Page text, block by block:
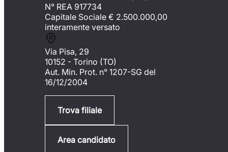
N° REA 917734
Capitale Sociale € 2.500.000,00
interamente versato
Via Pisa, 29
10152 - Torino (TO)
Aut. Min. Prot. n° 1207-SG del
16/12/2004
Trova filiale
Area candidato